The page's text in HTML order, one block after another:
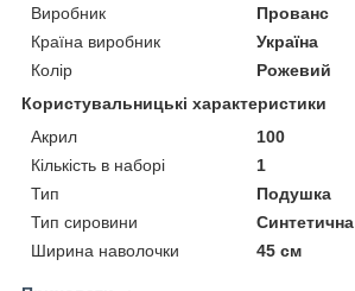
Виробник
Прованс
Країна виробник
Україна
Колір
Рожевий
Користувальницькі характеристики
Акрил
100
Кількість в наборі
1
Тип
Подушка
Тип сировини
Синтетична
Ширина наволочки
45 см